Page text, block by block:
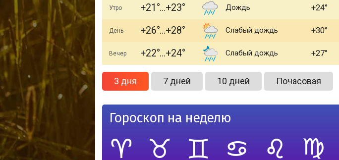
Утро +21 +23 Дождь +24
День +26 +28 Слабый дождь +30
Вечер +22 +24 Слабый дождь +27
3 дня 7 дней 10 дней Почасовая
Гороскоп на неделю